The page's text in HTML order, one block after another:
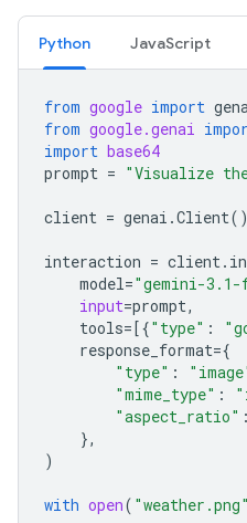
Python JavaScript
from google import
from google.genai
import base64
prompt = "Visualize
client = genai .Client()
interaction = client.
model="gemini-3.1-
input=prompt,
tools= [{"type" :
response_format={
"type" :
"mime_type" :
"aspect_ratio" :
},
)
with open( "weather.png"